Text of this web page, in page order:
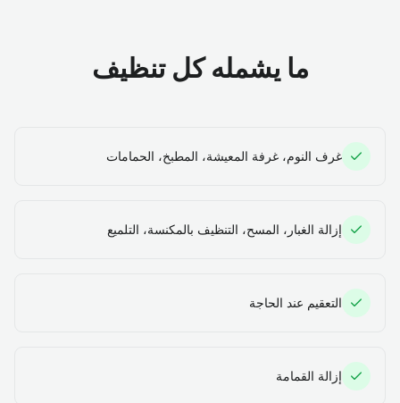
ما يشمله كل تنظيف
غرف النوم، غرفة المعيشة، المطبخ، الحمامات
إزالة الغبار، المسح، التنظيف بالمكنسة، التلميع
التعقيم عند الحاجة
إزالة القمامة